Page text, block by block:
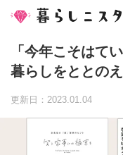
「今年こそはて
暮らしをととの
更新日：2023.01.04